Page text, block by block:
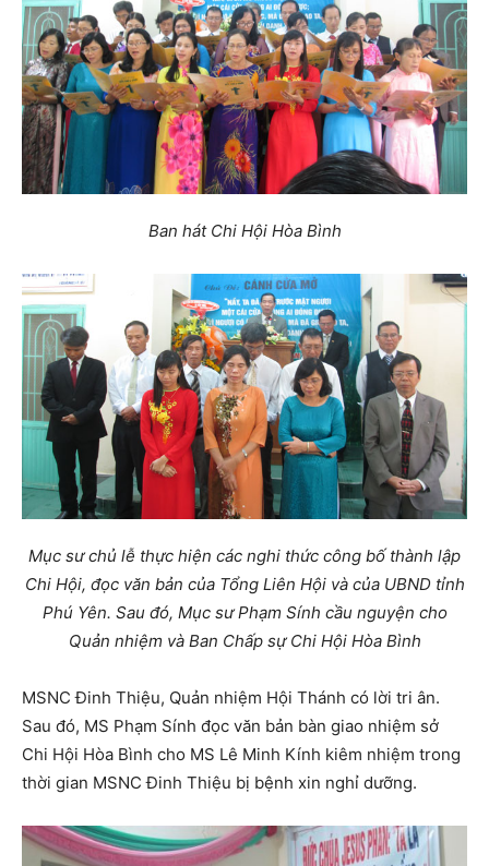
Ban hát Chi Hội Hòa Bình
Mục sư chủ lễ thực hiện các nghi thức công bố thành lập
Chi Hội, đọc văn bản của Tổng Liên Hội và của UBND tỉnh
Phú Yên. Sau đó, Mục sư Phạm Sính cầu nguyện cho
Quản nhiệm và Ban Chấp sự Chi Hội Hòa Bình
MSNC Đinh Thiệu, Quản nhiệm Hội Thánh có lời tri ân.
Sau đó, MS Phạm Sính đọc văn bản bàn giao nhiệm sở
Chi Hội Hòa Bình cho MS Lê Minh Kính kiêm nhiệm trong
thời gian MSNC Đinh Thiệu bị bệnh xin nghỉ dưỡng.